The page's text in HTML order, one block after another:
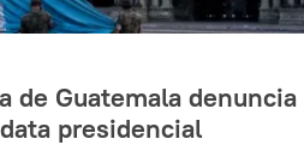
de Guatemala
presidencial